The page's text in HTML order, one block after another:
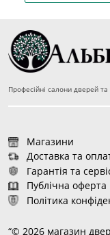
Професійні салони дверей та
Магазини
Доставка та
Гарантія та
Публічна оферта
Політика
“© 2026 магазин